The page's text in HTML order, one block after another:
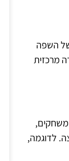
של השפה
מרכזית
משחקים,
לדוגמה,